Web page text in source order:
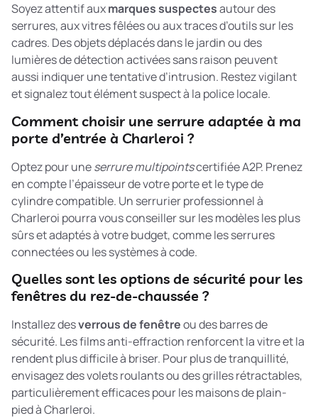
Soyez attentif auxmarques suspectesautour des
serrures, aux vitres fêlées ou aux traces d’outils sur les
cadres. Des objets déplacés dans le jardin ou des
lumières de détection activées sans raison peuvent
aussi indiquer une tentative d’intrusion. Restez vigilant
et signalez tout élément suspect à la police locale.
Comment choisir une serrure adaptée à ma
porte d’entrée à Charleroi ?
Optez pour uneserrure multipointscertifiée A2P. Prenez
en compte l’épaisseur de votre porte et le type de
cylindre compatible. Un serrurier professionnel à
Charleroi pourra vous conseiller sur les modèles les plus
sûrs et adaptés à votre budget, comme les serrures
connectées ou les systèmes à code.
Quelles sont les options de sécurité pour les
fenêtres du rez-de-chaussée ?
Installez desverrous de fenêtreou des barres de
sécurité. Les films anti-effraction renforcent la vitre et la
rendent plus difficile à briser. Pour plus de tranquillité,
envisagez des volets roulants ou des grilles rétractables,
particulièrement efficaces pour les maisons de plain-
pied à Charleroi.